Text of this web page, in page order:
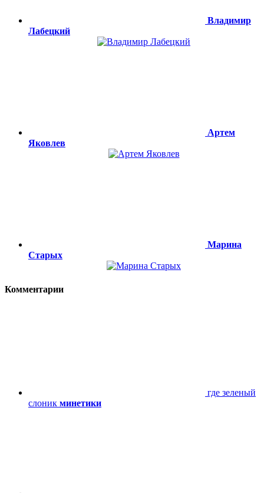
Владимир
Лабецкий
Артем
Яковлев
Марина
Старых
Комментарии
где зеленый
слоник минетики